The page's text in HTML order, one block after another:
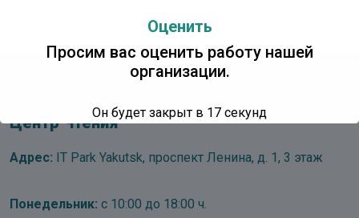
Детская Точка Кипения
Центр Чтения
Адрес: IT Park Yakutsk, проспект Ленина, д. 1, 3 этаж
Понедельник: с 10:00 до 18:00 ч.
Оценить
Просим вас оценить работу нашей
организации.
Он будет закрыт в 17 секунд